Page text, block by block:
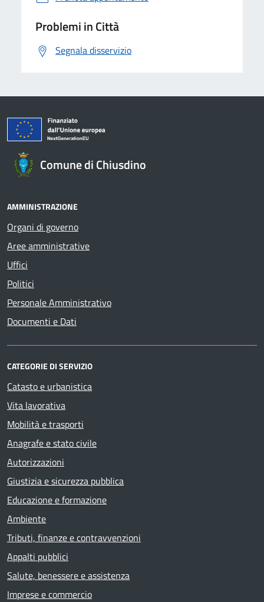
Problemi in Città
Segnala disservizio
Comune di Chiusdino
AMMINISTRAZIONE
Organi di governo
Aree amministrative
Uffici
Politici
Personale Amministrativo
Documenti e Dati
CATEGORIE DI SERVIZIO
Catasto e urbanistica
Vita lavorativa
Mobilità e trasporti
Anagrafe e stato civile
Autorizzazioni
Giustizia e sicurezza pubblica
Educazione e formazione
Ambiente
Tributi, finanze e contravvenzioni
Appalti pubblici
Salute, benessere e assistenza
Imprese e commercio